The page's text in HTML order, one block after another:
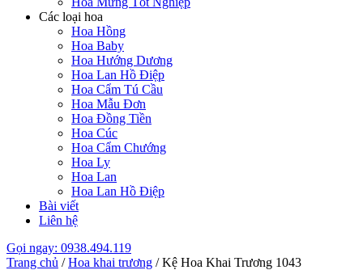
Các loại hoa
Hoa Hồng
Hoa Baby
Hoa Hướng Dương
Hoa Lan Hồ Điệp
Hoa Cẩm Tú Cầu
Hoa Mẫu Đơn
Hoa Đồng Tiền
Hoa Cúc
Hoa Cẩm Chướng
Hoa Ly
Hoa Lan
Hoa Lan Hồ Điệp
Bài viết
Liên hệ
Gọi ngay: 0938.494.119
Trang chủ / Hoa khai trương / Kệ Hoa Khai Trương 1043